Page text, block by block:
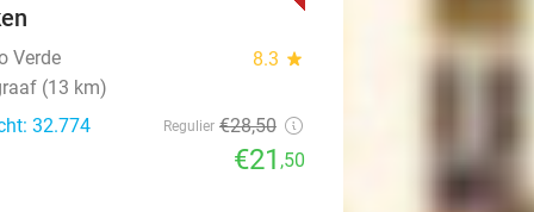
Verde 8.3 star
(13 km)
32.774
Regulier €28,50
€21 ,50